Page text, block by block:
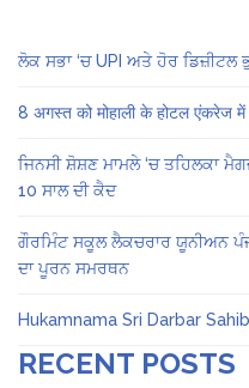
ਲੋਕ ਸਭਾ ‘ਚ UPI ਅਤੇ ਹੋਰ ਡਿਜ਼ੀਟਲ
8 अगस्त को मोहाली के होटल एंकरेज में
ਜਿਨਸੀ ਸ਼ੋਸ਼ਣ ਮਾਮਲੇ ‘ਚ ਤਹਿਲਕਾ
10 ਸਾਲ ਦੀ ਕੈਦ
ਗੌਰਮਿੰਟ ਸਕੂਲ ਲੈਕਚਰਾਰ ਯੂਨੀਅਨ
ਦਾ ਪੂਰਨ ਸਮਰਥਨ
Hukamnama Sri Darbar
RECENT POSTS